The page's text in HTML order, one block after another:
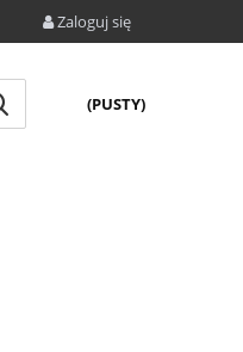
Zaloguj się
(PUSTY)